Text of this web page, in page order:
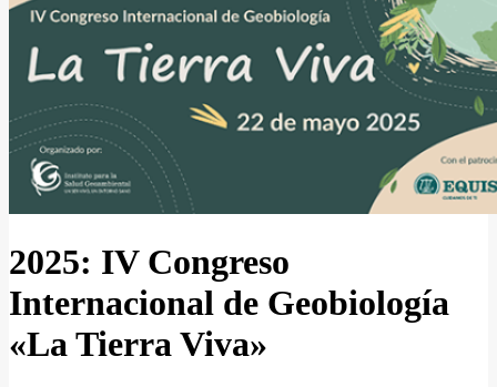
2025: IV Congreso
Internacional de Geobiología
«La Tierra Viva»